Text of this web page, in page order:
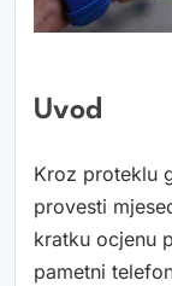
Uvod
Kroz proteklu
provesti
kratku ocjenu
pametni